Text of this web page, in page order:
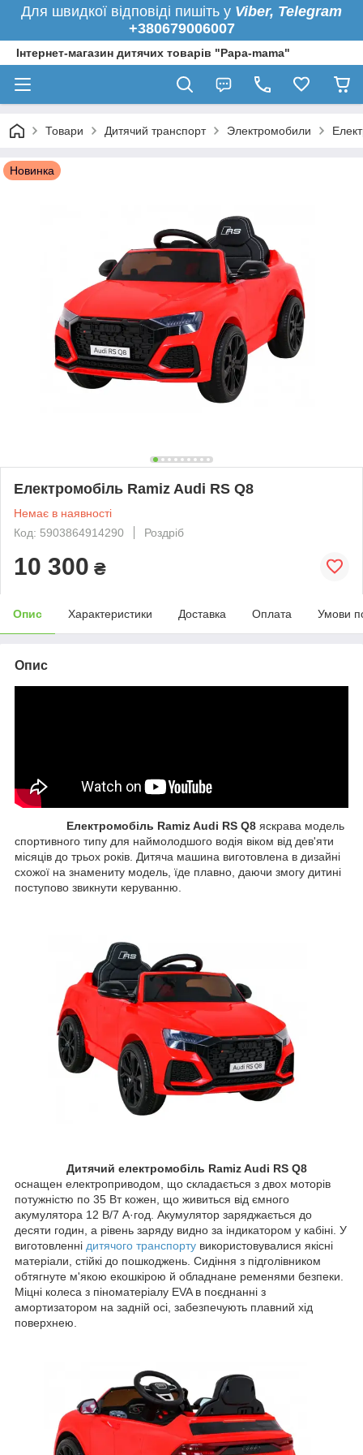
Для швидкої відповіді пишіть у Viber, Telegram
+380679006007
Інтернет-магазин дитячих товарів "Papa-mama"
Товари Дитячий транспорт Электромобили
Новинка
Електромобіль Ramiz Audi RS Q8
Немає в наявності
Код: 5903864914290
Роздріб
10 300 ₴
Опис Характеристики Доставка Оплата Умови
Опис
Електромобіль Ramiz Audi RS Q8 яскрава модель
спортивного типу для наймолодшого водія віком від дев'яти
місяців до трьох років. Дитяча машина виготовлена в дизайні
схожої на знамениту модель, їде плавно, даючи змогу дитині
поступово звикнути керуванню.
Дитячий електромобіль Ramiz Audi RS Q8
оснащен електроприводом, що складається з двох моторів
потужністю по 35 Вт кожен, що живиться від ємного
акумулятора 12 В/7 А·год. Акумулятор заряджається до
десяти годин, а рівень заряду видно за індикатором у кабіні. У
виготовленні дитячого транспорту використовувалися якісні
матеріали, стійкі до пошкоджень. Сидіння з підголівником
обтягнуте м'якою екошкірою й обладнане ременями безпеки.
Міцні колеса з піноматеріалу EVA в поєднанні з
амортизатором на задній осі, забезпечують плавний хід
поверхнею.